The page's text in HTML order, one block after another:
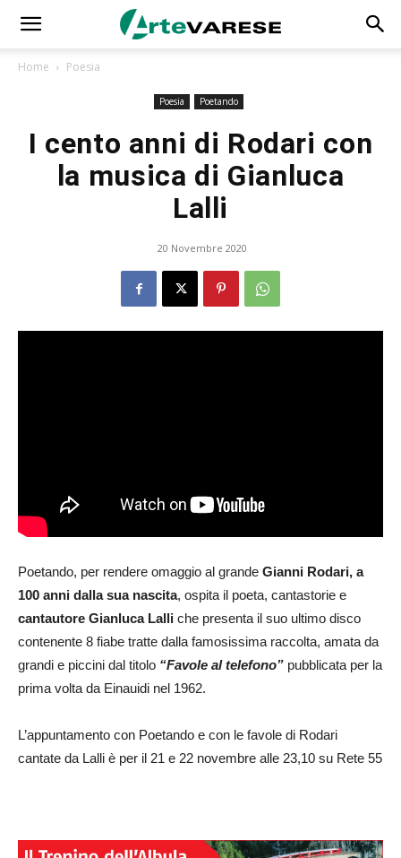
Home Poesia
Poesia Poetando
I cento anni di Rodari con
la musica di Gianluca
Lalli
20 Novembre 2020
Poetando, per rendere omaggio al grande Gianni Rodari, a
100 anni dalla sua nascita, ospita il poeta, cantastorie e
cantautore Gianluca Lalli che presenta il suo ultimo disco
contenente 8 fiabe tratte dalla famosissima raccolta, amata da
grandi e piccini dal titolo “Favole al telefono” pubblicata per la
prima volta da Einauidi nel 1962.
L’appuntamento con Poetando e con le favole di Rodari
cantate da Lalli è per il 21 e 22 novembre alle 23,10 su Rete 55